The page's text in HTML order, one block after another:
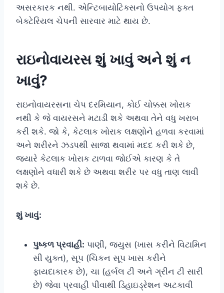
અસરકારક નથી. એન્ટિબાયોટિક્સનો ઉપયોગ ફક્ત
બેક્ટેરિયલ ચેપની સારવાર માટે થાય છે.
રાઇનોવાયરસ શું ખાવું અને શું ન
ખાવું?
રાઇનોવાયરસના ચેપ દરમિયાન, કોઈ ચોક્કસ ખોરાક
નથી કે જે વાયરસને મટાડી શકે અથવા તેને વધુ ખરાબ
કરી શકે. જો કે, કેટલાક ખોરાક લક્ષણોને હળવા કરવામાં
અને શરીરને ઝડપથી સાજા થવામાં મદદ કરી શકે છે,
જ્યારે કેટલાક ખોરાક ટાળવા જોઈએ કારણ કે તે
લક્ષણોને વધારી શકે છે અથવા શરીર પર વધુ તાણ લાવી
શકે છે.
શું ખાવું:
પુષ્કળ પ્રવાહી: પાણી, જ્યુસ (ખાસ કરીને વિટામિન
સી યુક્ત), સૂપ (ચિકન સૂપ ખાસ કરીને
ફાયદાકારક છે), ચા (હર્બલ ટી અને ગ્રીન ટી સારી
છે) જેવા પ્રવાહી પીવાથી ડિહાઇડ્રેશન અટકાવી